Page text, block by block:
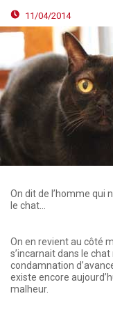
11/04/2014
On dit de l’homme qui
le chat…
On en revient au côté
s’incarnait dans le
condamnation
existe encore
malheur.